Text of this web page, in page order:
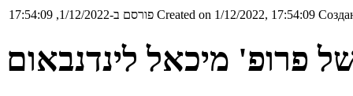
פורסם ב-1/12/2022, 17:54:09 Created on 1/12/2022, 17:54:09
פרופ' מיכאל לינדנבאום